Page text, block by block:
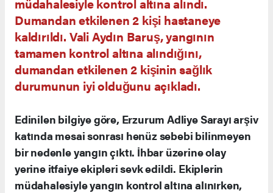
Dumandan etkilenen 2 kişi hastaneye
kaldırıldı. Vali Aydın Baruş, yangının
tamamen kontrol altına alındığını,
dumandan etkilenen 2 kişinin sağlık
durumunun iyi olduğunu açıkladı.
Edinilen bilgiye göre, Erzurum Adliye Sarayı arşiv
katında mesai sonrası henüz sebebi bilinmeyen
bir nedenle yangın çıktı. İhbar üzerine olay
yerine itfaiye ekipleri sevk edildi. Ekiplerin
müdahalesiyle yangın kontrol altına alınırken,